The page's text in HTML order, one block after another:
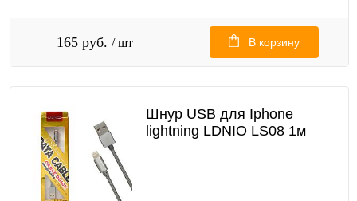
165 руб. / шт В корзину
Шнур USB для Iphone
lightning LDNIO LS08 1м